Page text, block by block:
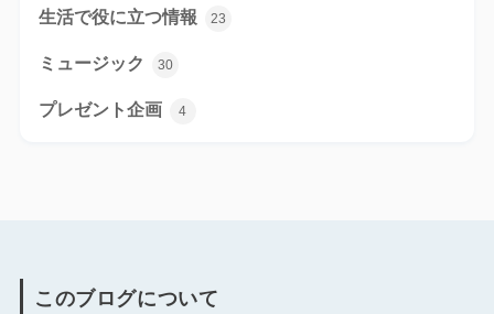
生活で役に立つ情報 23
ミュージック 30
プレゼント企画 4
このブログについて